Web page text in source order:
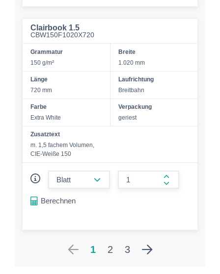
Clairbook 1.5
CBW150F1020X720
Grammatur
150 g/m²
Breite
1.020 mm
Länge
720 mm
Laufrichtung
Breitbahn
Farbe
Extra White
Verpackung
geriest
Zusatztext
m. 1,5 fachem Volumen,
CIE-Weiße 150
form.increase-
Berechnen
1 2 3